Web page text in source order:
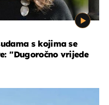
s kojima se
''Dugoročno vrijede